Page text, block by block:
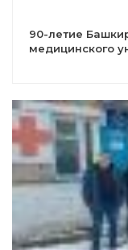
90-летие
медицинского